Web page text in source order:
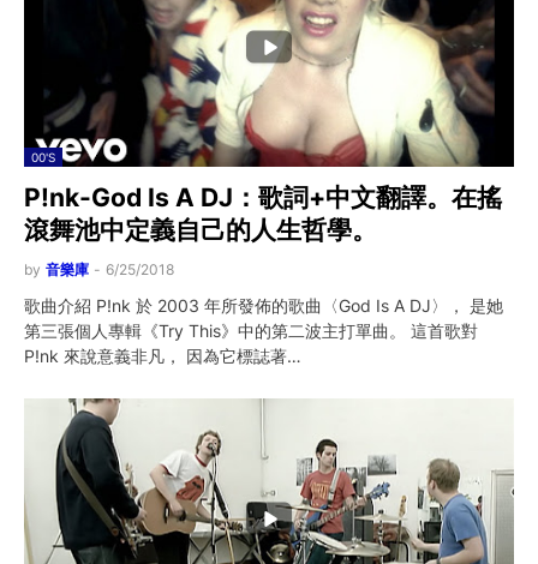
00'S
P!nk-God Is A DJ：歌詞+中文翻譯。在搖
滾舞池中定義自己的人生哲學。
by 音樂庫 - 6/25/2018
歌曲介紹 P!nk 於 2003 年所發佈的歌曲〈God Is A DJ〉， 是她
第三張個人專輯《Try This》中的第二波主打單曲。 這首歌對
P!nk 來說意義非凡， 因為它標誌著…